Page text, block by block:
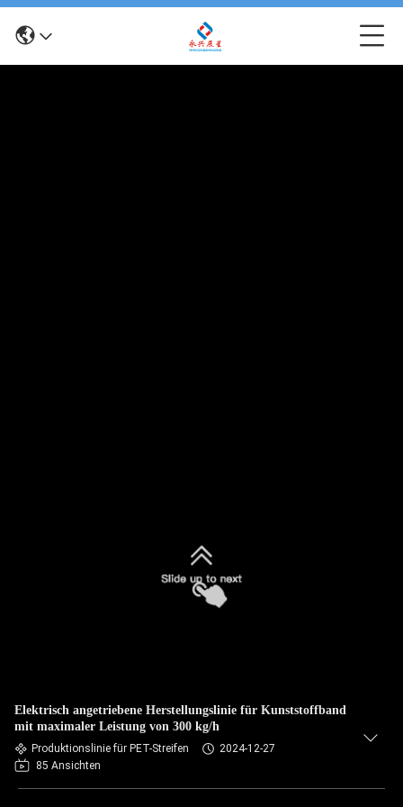
Elektrisch angetriebene Herstellungslinie für Kunststoffband
mit maximaler Leistung von 300 kg/h
Produktionslinie für PET-Streifen
2024-12-27
85 Ansichten